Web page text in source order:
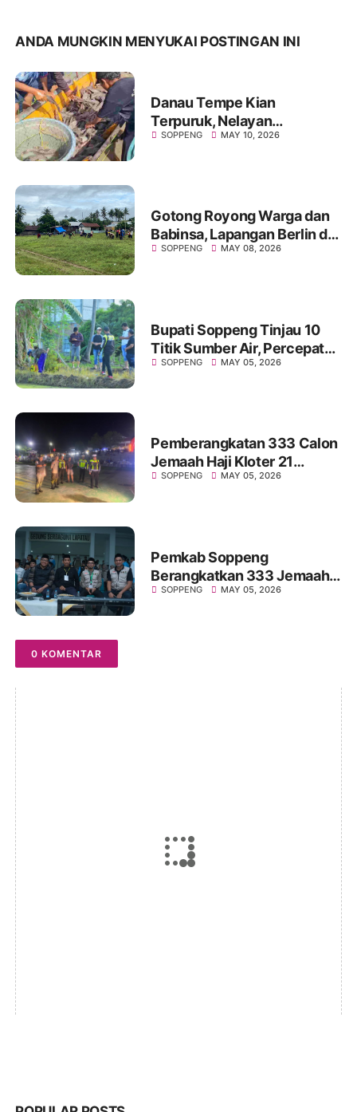
ANDA MUNGKIN MENYUKAI POSTINGAN INI
Danau Tempe Kian
Terpuruk, Nelayan
Marioriawa Tinggalkan
SOPPENG MAY 10, 2026
Gotong Royong Warga dan
Babinsa, Lapangan Berlin di
Desa Laringgi Kembali
SOPPENG MAY 08, 2026
Bupati Soppeng Tinjau 10
Titik Sumber Air, Percepat
Program Listrik Masuk
SOPPENG MAY 05, 2026
Pemberangkatan 333 Calon
Jemaah Haji Kloter 21
Soppeng Berlangsung Aman
SOPPENG MAY 05, 2026
Pemkab Soppeng
Berangkatkan 333 Jemaah
Calon Haji Kloter 21,
SOPPENG MAY 05, 2026
0 KOMENTAR